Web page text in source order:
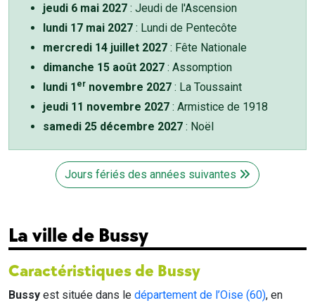
jeudi 6 mai 2027 : Jeudi de l'Ascension
lundi 17 mai 2027 : Lundi de Pentecôte
mercredi 14 juillet 2027 : Fête Nationale
dimanche 15 août 2027 : Assomption
lundi 1 er novembre 2027 : La Toussaint
jeudi 11 novembre 2027 : Armistice de 1918
samedi 25 décembre 2027 : Noël
Jours fériés des années suivantes
La ville de Bussy
Caractéristiques de Bussy
Bussy est située dans le département de l’Oise (60), en